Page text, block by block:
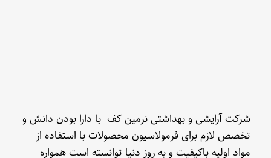
شرکت آرایشی و بهداشتی نرمین کف با دارا بودن دانش و
تخصص لازم برای فرمولاسیون محصولات با استفاده از
مواد اولیه باکیفیت و به روز دنیا توانسته است همواره